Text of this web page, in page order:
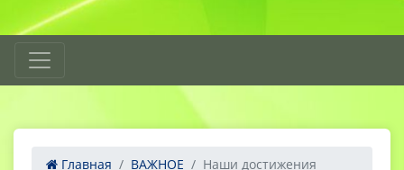
Главная ВАЖНОЕ Наши достижения